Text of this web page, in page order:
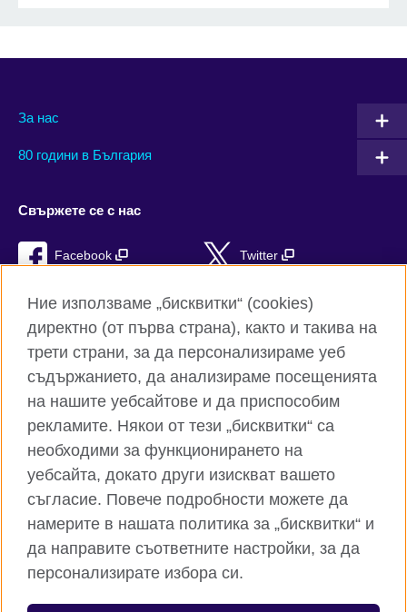
За нас
80 години в България
Свържете се с нас
Facebook Twitter
YouTube
TikTok RSS
Глобален уебсайт на Британски съвет
Поверителност и условия за ползване
Бисквитки
Карта на сайта
© 2026 British Council
Британски съвет е международната организация на
Ние използваме „бисквитки“ (cookies)
директно (от първа страна), както и такива на
трети страни, за да персонализираме уеб
съдържанието, да анализираме посещенията
на нашите уебсайтове и да приспособим
рекламите. Някои от тези „бисквитки“ са
необходими за функционирането на
уебсайта, докато други изискват вашето
съгласие. Повече подробности можете да
намерите в нашата политика за „бисквитки“ и
да направите съответните настройки, за да
персонализирате избора си.